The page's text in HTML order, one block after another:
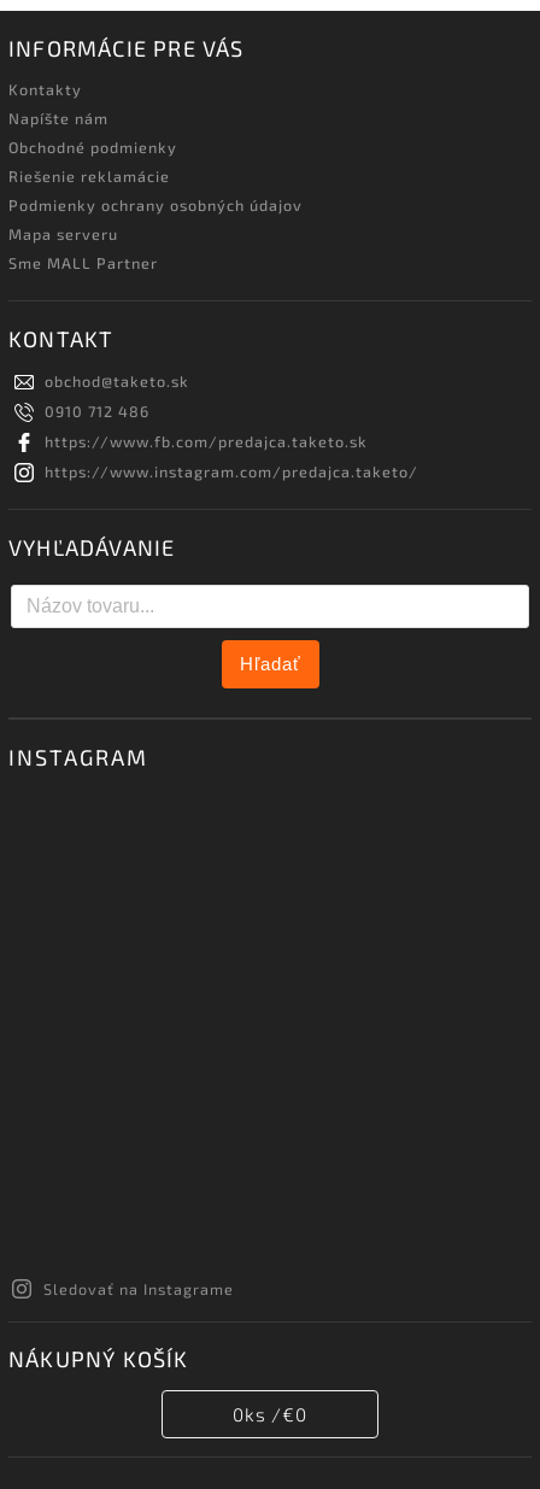
INFORMÁCIE PRE VÁS
Kontakty
Napíšte nám
Obchodné podmienky
Riešenie reklamácie
Podmienky ochrany osobných údajov
Mapa serveru
Sme MALL Partner
KONTAKT
obchod@taketo.sk
0910 712 486
https://www.fb.com/predajca.taketo.sk
https://www.instagram.com/predajca.taketo/
VYHĽADÁVANIE
Hľadať
INSTAGRAM
Sledovať na Instagrame
NÁKUPNÝ KOŠÍK
0ks /€0